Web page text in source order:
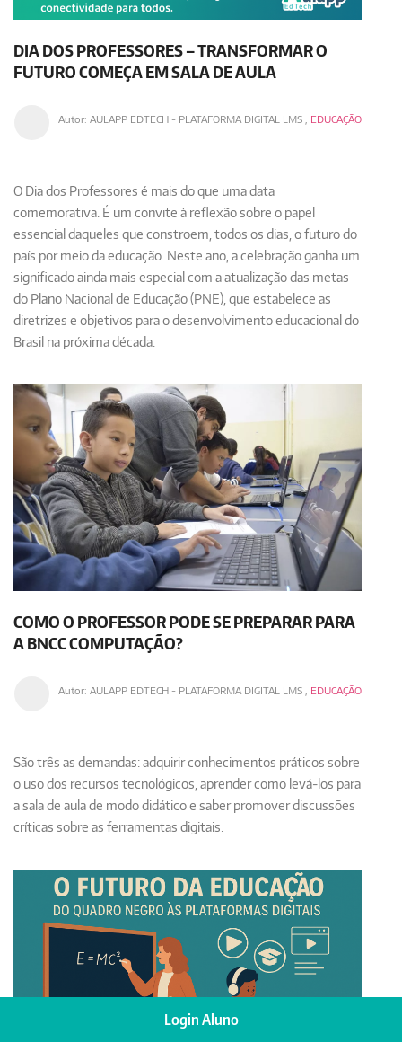
DIA DOS PROFESSORES – TRANSFORMAR O
FUTURO COMEÇA EM SALA DE AULA
Autor: AULAPP EDTECH - PLATAFORMA DIGITAL LMS, EDUCAÇÃO
O Dia dos Professores é mais do que uma data
comemorativa. É um convite à reflexão sobre o papel
essencial daqueles que constroem, todos os dias, o futuro do
país por meio da educação. Neste ano, a celebração ganha um
significado ainda mais especial com a atualização das metas
do Plano Nacional de Educação (PNE) , que estabelece as
diretrizes e objetivos para o desenvolvimento educacional do
Brasil na próxima década.
COMO O PROFESSOR PODE SE PREPARAR PARA
A BNCC COMPUTAÇÃO?
Autor: AULAPP EDTECH - PLATAFORMA DIGITAL LMS, EDUCAÇÃO
São três as demandas: adquirir conhecimentos práticos sobre
o uso dos recursos tecnológicos, aprender como levá-los para
a sala de aula de modo didático e saber promover discussões
críticas sobre as ferramentas digitais.
Login Aluno